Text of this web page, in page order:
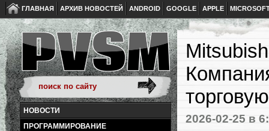
ГЛАВНАЯ АРХИВ НОВОСТЕЙ ANDROID GOOGLE APPLE
НОВОСТИ
ПРОГРАММИРОВАНИЕ
2026-02-25 в